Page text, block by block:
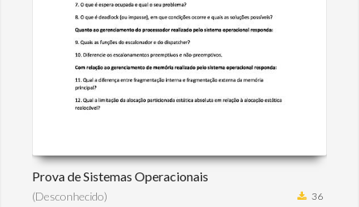
Prova de Sistemas Operacionais
(Desconhecido) 36